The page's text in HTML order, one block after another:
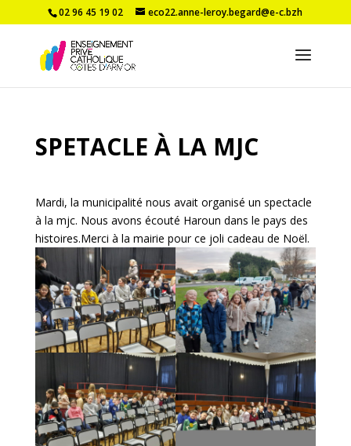
02 96 45 19 02 eco22.anne-leroy.begard@e-c.bzh
SPETACLE À LA MJC
Mardi, la municipalité nous avait organisé un spectacle
à la mjc. Nous avons écouté Haroun dans le pays des
histoires.Merci à la mairie pour ce joli cadeau de Noël.